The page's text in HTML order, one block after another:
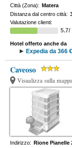
Città (Zona): Matera
Distanza dal centro città:
Valutazione clienti:
5.7/
Hotel offerto anche da
Expedia da 366 €
Caveoso
Visualizza sulla
Indirizzo: Rione Pianelle